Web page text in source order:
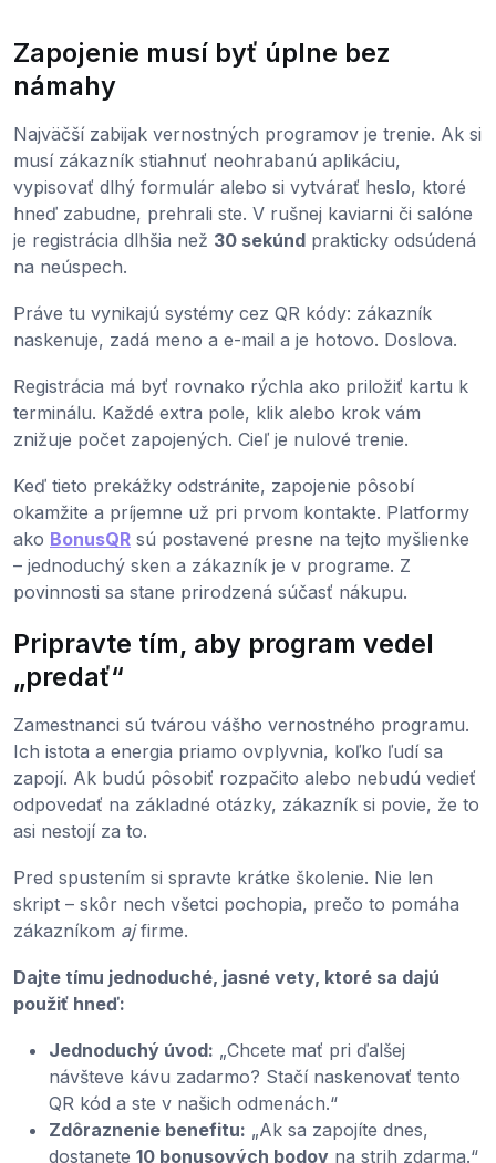
Zapojenie musí byť úplne bez
námahy
Najväčší zabijak vernostných programov je trenie. Ak si
musí zákazník stiahnuť neohrabanú aplikáciu,
vypisovať dlhý formulár alebo si vytvárať heslo, ktoré
hneď zabudne, prehrali ste. V rušnej kaviarni či salóne
je registrácia dlhšia než 30 sekúnd prakticky odsúdená
na neúspech.
Práve tu vynikajú systémy cez QR kódy: zákazník
naskenuje, zadá meno a e-mail a je hotovo. Doslova.
Registrácia má byť rovnako rýchla ako priložiť kartu k
terminálu. Každé extra pole, klik alebo krok vám
znižuje počet zapojených. Cieľ je nulové trenie.
Keď tieto prekážky odstránite, zapojenie pôsobí
okamžite a príjemne už pri prvom kontakte. Platformy
ako BonusQR sú postavené presne na tejto myšlienke
– jednoduchý sken a zákazník je v programe. Z
povinnosti sa stane prirodzená súčasť nákupu.
Pripravte tím, aby program vedel
„predať“
Zamestnanci sú tvárou vášho vernostného programu.
Ich istota a energia priamo ovplyvnia, koľko ľudí sa
zapojí. Ak budú pôsobiť rozpačito alebo nebudú vedieť
odpovedať na základné otázky, zákazník si povie, že to
asi nestojí za to.
Pred spustením si spravte krátke školenie. Nie len
skript – skôr nech všetci pochopia, prečo to pomáha
zákazníkom ajfirme.
Dajte tímu jednoduché, jasné vety, ktoré sa dajú
použiť hneď:
Jednoduchý úvod: „Chcete mať pri ďalšej
návšteve kávu zadarmo? Stačí naskenovať tento
QR kód a ste v našich odmenách.“
Zdôraznenie benefitu: „Ak sa zapojíte dnes,
dostanete 10 bonusových bodov na strih zdarma.“